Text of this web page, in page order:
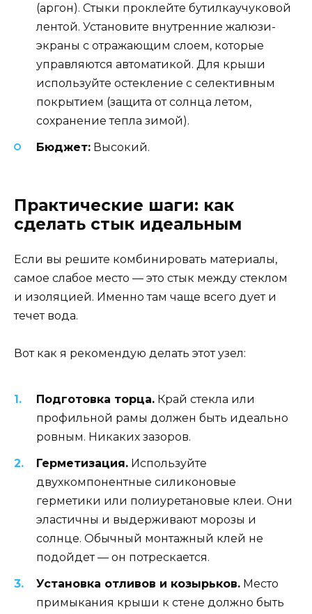
(аргон). Стыки проклейте бутилкаучуковой
лентой. Установите внутренние жалюзи-
экраны с отражающим слоем, которые
управляются автоматикой. Для крыши
используйте остекление с селективным
покрытием (защита от солнца летом,
сохранение тепла зимой).
Бюджет: Высокий.
Практические шаги: как
сделать стык идеальным
Если вы решите комбинировать материалы,
самое слабое место — это стык между стеклом
и изоляцией. Именно там чаще всего дует и
течет вода.
Вот как я рекомендую делать этот узел:
Подготовка торца. Край стекла или
профильной рамы должен быть идеально
ровным. Никаких зазоров.
Герметизация. Используйте
двухкомпонентные силиконовые
герметики или полиуретановые клеи. Они
эластичны и выдерживают морозы и
солнце. Обычный монтажный клей не
подойдет — он потрескается.
Установка отливов и козырьков. Место
примыкания крыши к стене должно быть